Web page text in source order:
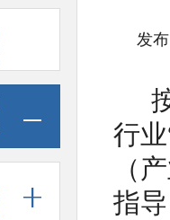
发
行
（
指